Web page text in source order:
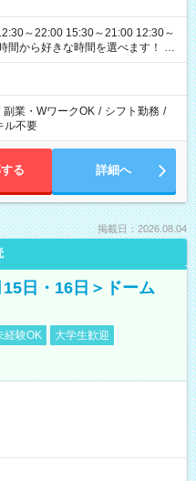
～22:00 15:30～21:00 12:30～
ります
副業・WワークOK / シフト勤務 /
ル不要
る 詳細へ
掲載日：2026.08.04
日・16日＞ドーム
経験OK
大学生歓迎